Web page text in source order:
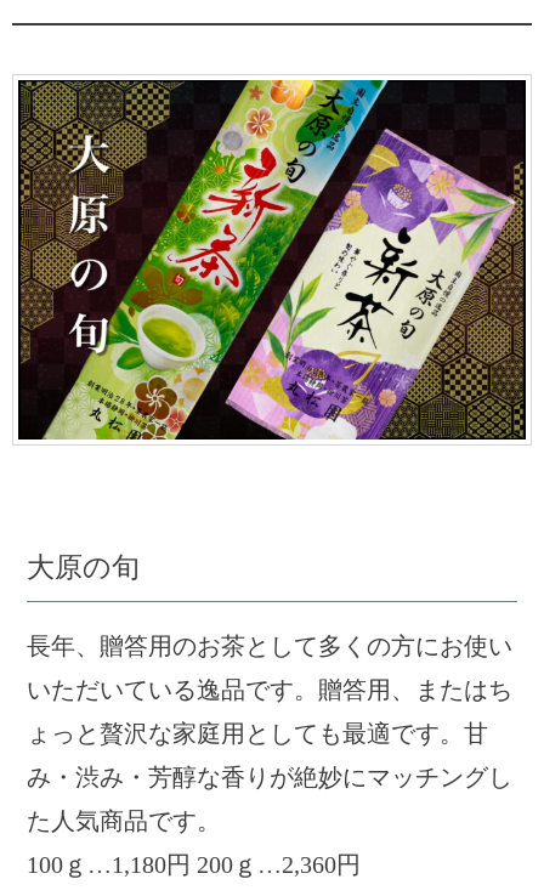
大原の旬
長年、贈答用のお茶として多くの方にお使い
いただいている逸品です。贈答用、またはち
ょっと贅沢な家庭用としても最適です。甘
み・渋み・芳醇な香りが絶妙にマッチングし
た人気商品です。
100ｇ…1,180円 200ｇ…2,360円